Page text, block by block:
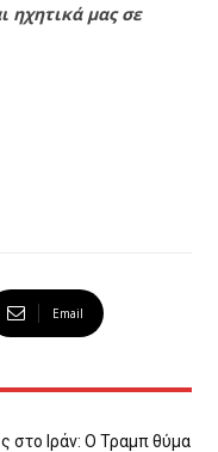
ηχητικά μας σε
Email
στο Ιράν: Ο Τραμπ θύμα